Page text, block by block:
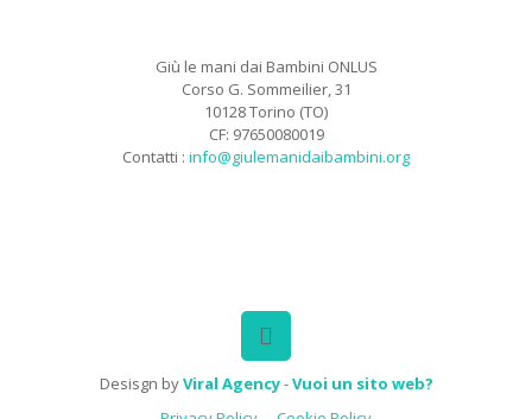
Giù le mani dai Bambini ONLUS
Corso G. Sommeilier, 31
10128 Torino (TO)
CF: 97650080019
Contatti : info@giulemanidaibambini.org
Desisgn byViral Agency-Vuoi un sito web?